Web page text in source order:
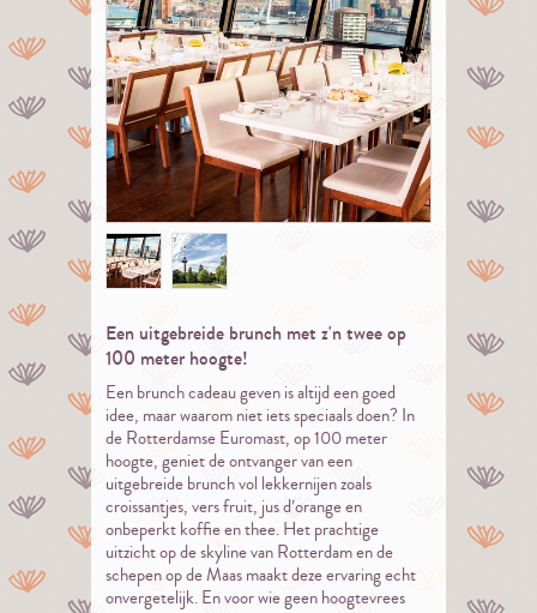
Een uitgebreide brunch met z'n twee op
100 meter hoogte!
Een brunch cadeau geven is altijd een goed
idee, maar waarom niet iets speciaals doen? In
de Rotterdamse Euromast, op 100 meter
hoogte, geniet de ontvanger van een
uitgebreide brunch vol lekkernijen zoals
croissantjes, vers fruit, jus d’orange en
onbeperkt koffie en thee. Het prachtige
uitzicht op de skyline van Rotterdam en de
schepen op de Maas maakt deze ervaring echt
onvergetelijk. En voor wie geen hoogtevrees